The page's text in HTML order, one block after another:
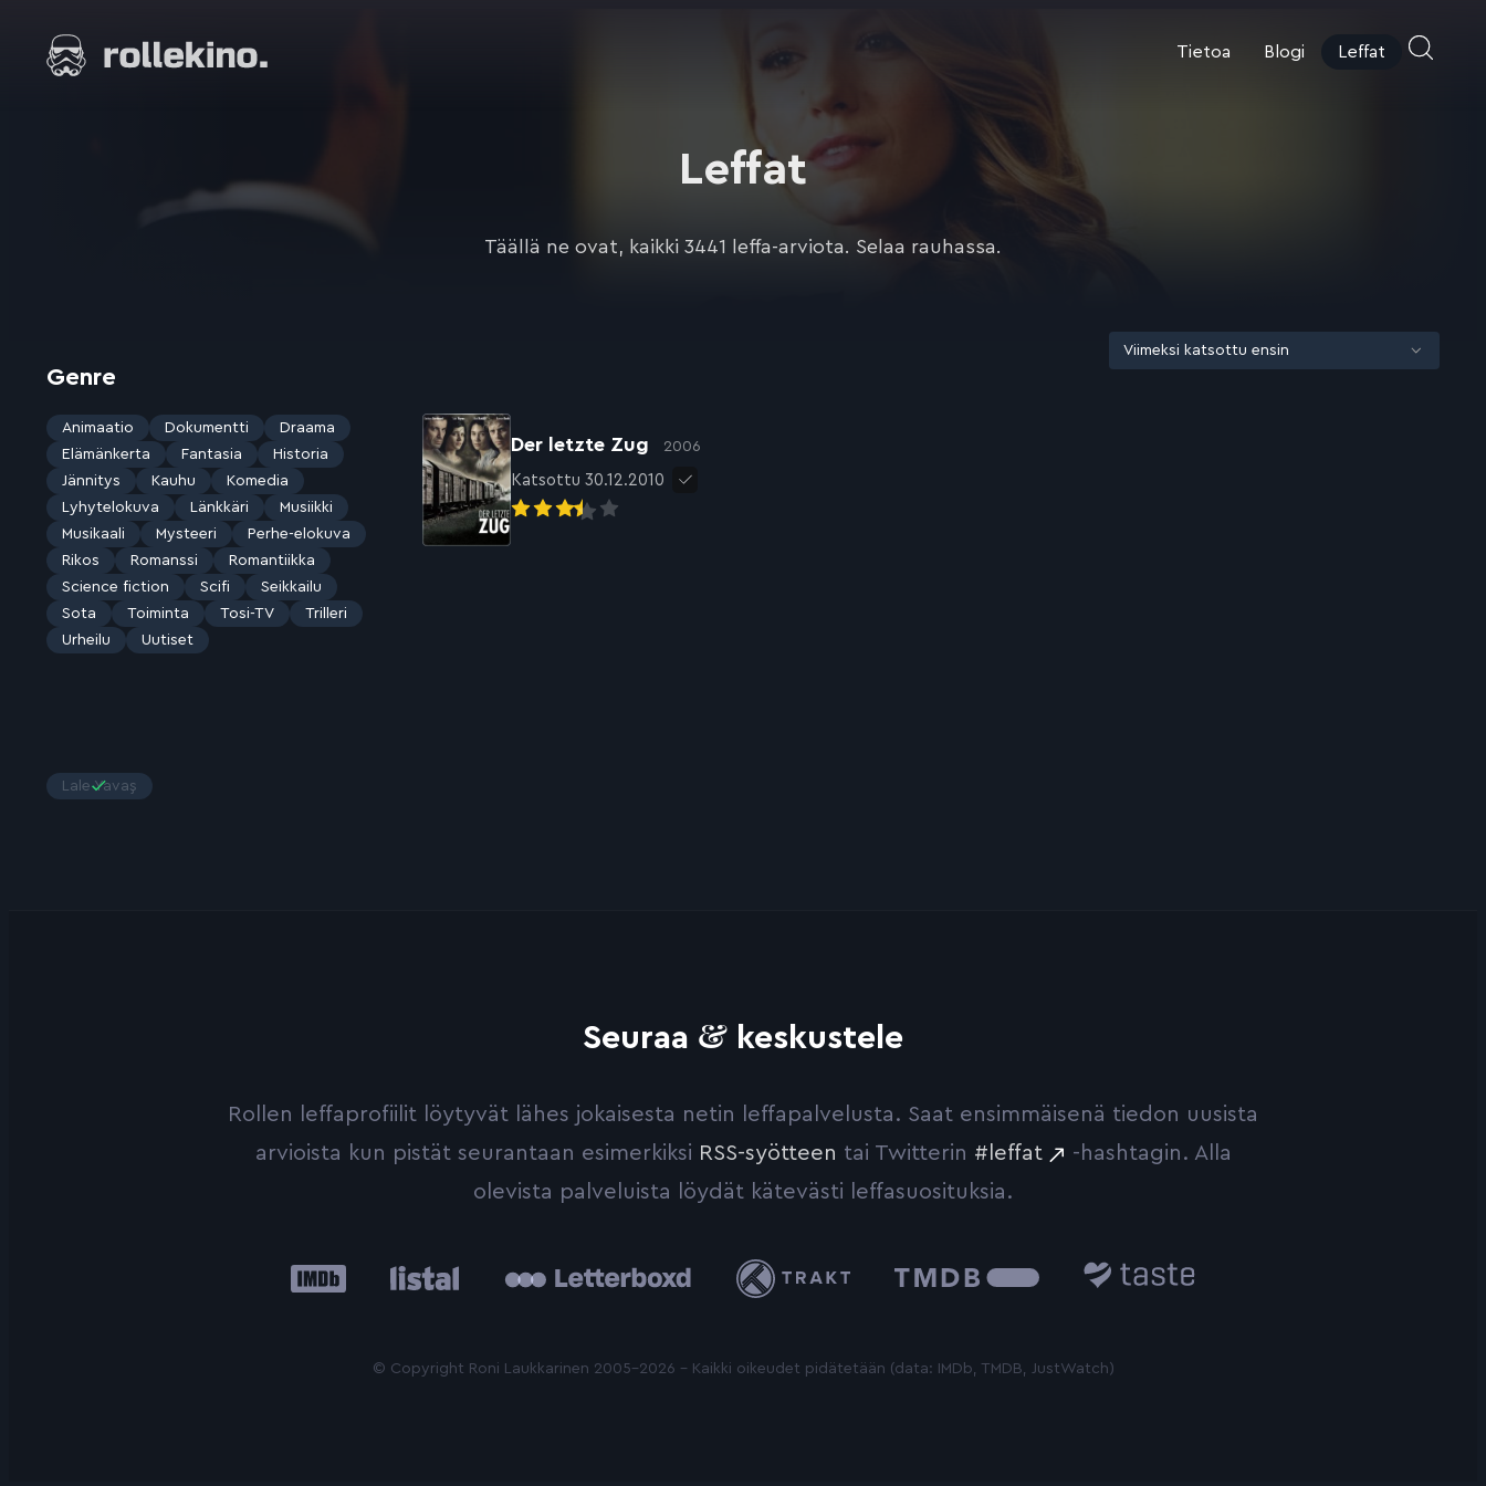
suoraan
sisältöön
Elokuvat ja elokuva-arviot | Rollekino.fi
Tietoa Blogi Leffat
Leffat
Täällä ne ovat, kaikki 3441 leffa-arviota. Selaa rauhassa.
Genre
Animaatio Dokumentti
Draama
Elämänkerta
Fantasia
Historia
Jännitys
Kauhu
Komedia
Lyhytelokuva
Länkkäri
Musiikki
Musikaali
Mysteeri
Perhe-elokuva
Rikos
Romanssi
Romantiikka
Science fiction
Scifi
Seikkailu
Sota
Toiminta Tosi-TV
Trilleri
Urheilu
Uutiset
Lale Yavaş
Der letzte Zug 2006
Katsottu 30.12.2010
Seuraa & keskustele
Rollen leffaprofiilit löytyvät lähes jokaisesta netin leffapalvelusta. Saat ensimmäisenä tiedon uusista
arvioista kun pistät seurantaan esimerkiksi RSS-syötteen tai Twitterin #leffat
-hashtagin. Alla
olevista palveluista löydät kätevästi leffasuosituksia.
IMDb Trakt
Database
© Copyright Roni Laukkarinen 2005-2026 - Kaikki oikeudet pidätetään (data: IMDb, TMDB, JustWatch)